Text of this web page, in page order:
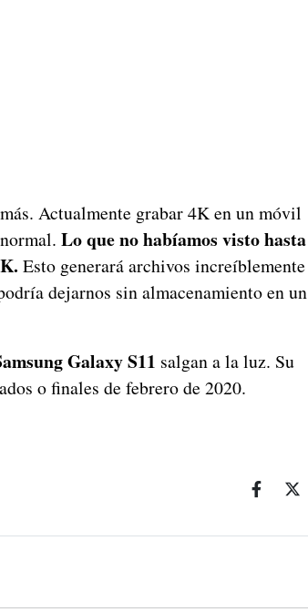
Actualmente grabar 4K en un móvil
Lo que no habíamos visto hasta
Esto generará archivos increíblemente
dejarnos sin almacenamiento en un
Galaxy S11 salgan a la luz. Su
o finales de febrero de 2020.